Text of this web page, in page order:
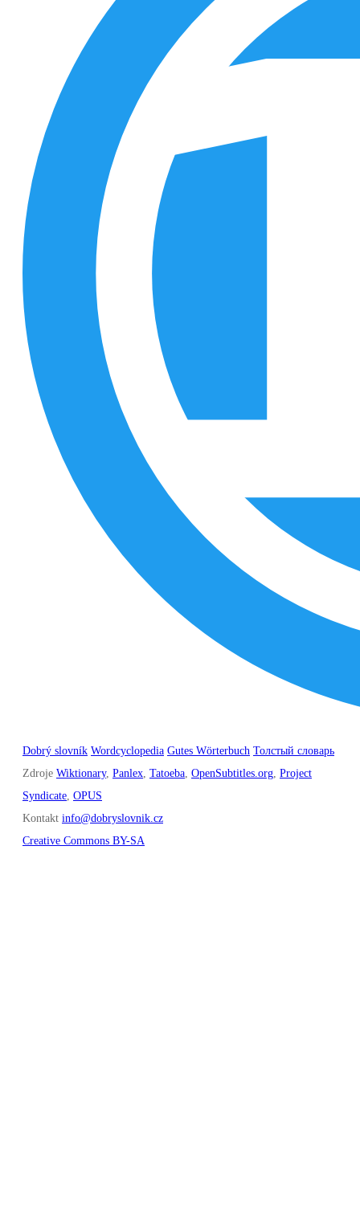
Dobrý slovník Wordcyclopedia Gutes Wörterbuch Толстый словарь
Zdroje Wiktionary, Panlex Tatoeba OpenSubtitles.org Project
Syndicate OPUS
Kontakt info@dobryslovnik.cz
Creative Commons BY-SA